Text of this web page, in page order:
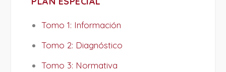
Tomo 1: Información
Tomo 2: Diagnóstico
Tomo 3: Normativa